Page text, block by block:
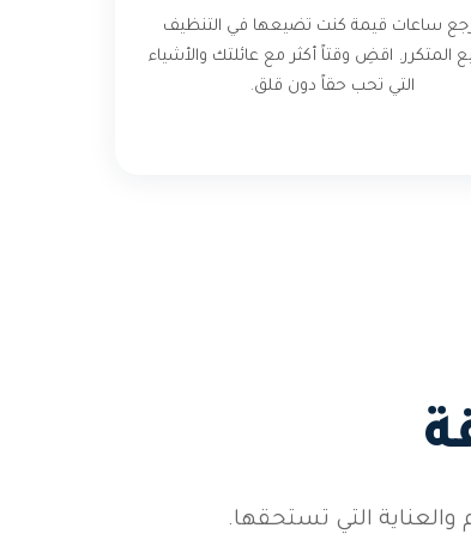
ساعات قيمة كنت تضيعها في التنظيف
المتكرر. اقضِ وقتاً أكثر مع عائلتك والأشياء
التي تحب حقاً دون قلق.
التي تستحقها.